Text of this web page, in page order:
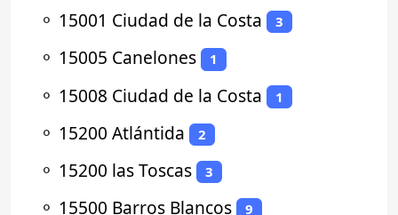
⚬ 15001 Ciudad de la Costa 3
⚬ 15005 Canelones 1
⚬ 15008 Ciudad de la Costa 1
⚬ 15200 Atlántida 2
⚬ 15200 las Toscas 3
⚬ 15500 Barros Blancos 9